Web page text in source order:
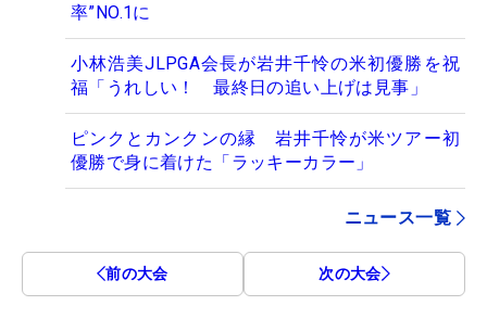
率”NO.1に
小林浩美JLPGA会長が岩井千怜の米初優勝を祝
福「うれしい！ 最終日の追い上げは見事」
ピンクとカンクンの縁 岩井千怜が米ツアー初
優勝で身に着けた「ラッキーカラー」
ニュース一覧
前の大会 次の大会